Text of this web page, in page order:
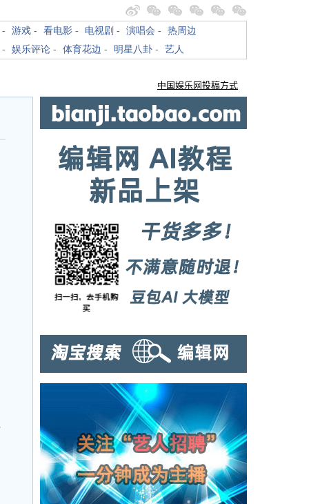
- 游戏 - 看电影 - 电视剧 - 演唱会 - 热周边
- 娱乐评论 - 体育花边 - 明星八卦 - 艺人